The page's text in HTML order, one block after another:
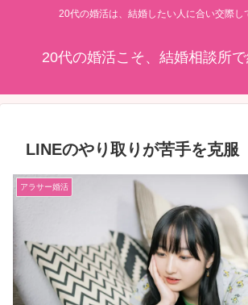
20代の婚活は、結婚したい人に合い交際し
20代の婚活こそ、結婚相談所
LINEのやり取りが苦手を克服
アラサー婚活